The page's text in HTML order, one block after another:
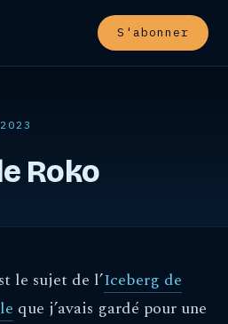
S'abonner
Roko
le sujet de l’Iceberg de
que j’avais gardé pour une